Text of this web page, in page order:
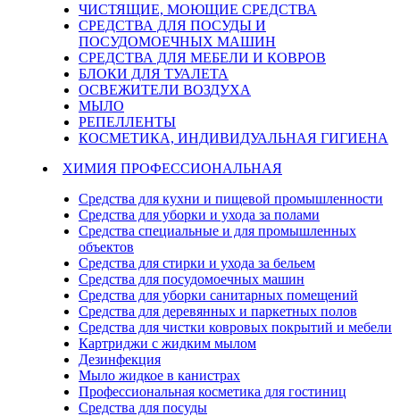
ЧИСТЯЩИЕ, МОЮЩИЕ СРЕДСТВА
СРЕДСТВА ДЛЯ ПОСУДЫ И
ПОСУДОМОЕЧНЫХ МАШИН
СРЕДСТВА ДЛЯ МЕБЕЛИ И КОВРОВ
БЛОКИ ДЛЯ ТУАЛЕТА
ОСВЕЖИТЕЛИ ВОЗДУХА
МЫЛО
РЕПЕЛЛЕНТЫ
КОСМЕТИКА, ИНДИВИДУАЛЬНАЯ ГИГИЕНА
ХИМИЯ ПРОФЕССИОНАЛЬНАЯ
Средства для кухни и пищевой промышленности
Средства для уборки и ухода за полами
Средства специальные и для промышленных
объектов
Средства для стирки и ухода за бельем
Средства для посудомоечных машин
Средства для уборки санитарных помещений
Средства для деревянных и паркетных полов
Средства для чистки ковровых покрытий и мебели
Картриджи с жидким мылом
Дезинфекция
Мыло жидкое в канистрах
Профессиональная косметика для гостиниц
Средства для посуды